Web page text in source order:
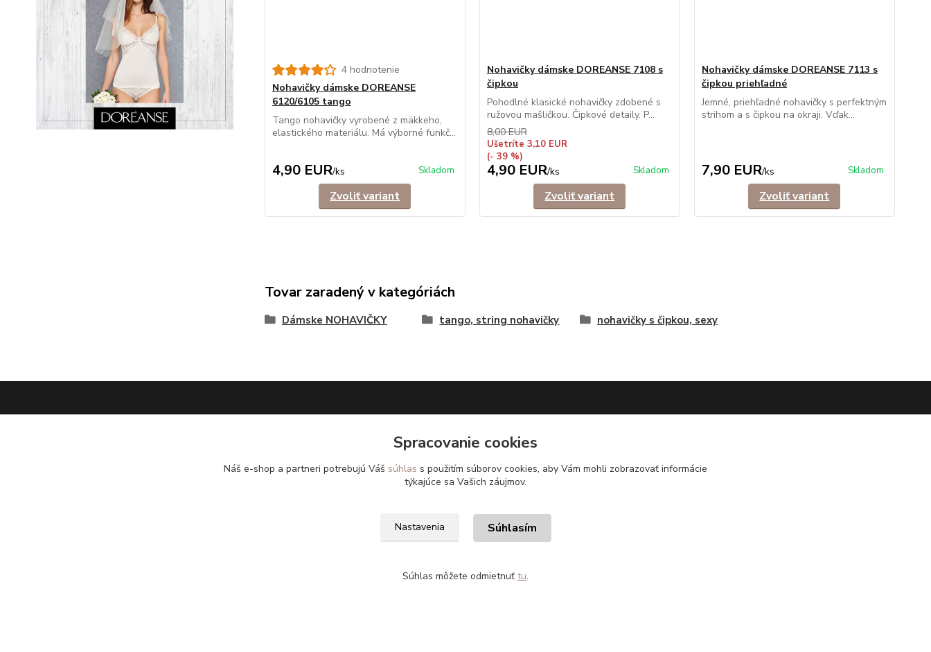
4 hodnotenie
Nohavičky dámske DOREANSE
6120/6105 tango
Tango nohavičky vyrobené z mäkkeho,
elastického materiálu. Má výborné funkč...
4,90 EUR/ks Skladom
Zvoliť variant
Nohavičky dámske DOREANSE 7108 s
čipkou
Pohodlné klasické nohavičky zdobené s
ružovou mašličkou. Čipkové detaily. P...
8,00 EUR
Ušetríte 3,10 EUR
(- 39 %)
4,90 EUR/ks Skladom
Zvoliť variant
Nohavičky dámske DOREANSE 7113 s
čipkou priehľadné
Jemné, priehľadné nohavičky s perfektným
strihom a s čipkou na okraji. Vďak...
7,90 EUR/ks Skladom
Zvoliť variant
Tovar zaradený v kategóriách
Dámske NOHAVIČKY tango, string nohavičky nohavičky s čipkou, sexy
Vrátenie tovaru do 14dní
Doprava a platba
Ako nakupovať
+421 948 126 423
Spracovanie cookies
Náš e-shop a partneri potrebujú Váš súhlas s použitím súborov cookies, aby Vám mohli zobrazovať informácie
týkajúce sa Vašich záujmov.
Nastavenia Súhlasím
Súhlas môžete odmietnuť tu.